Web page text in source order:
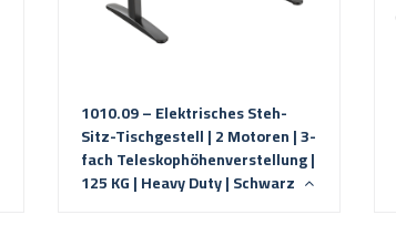
1010.09 – Elektrisches Steh-
Sitz-Tischgestell | 2 Motoren | 3-
fach Teleskophöhenverstellung |
125 KG | Heavy Duty | Schwarz